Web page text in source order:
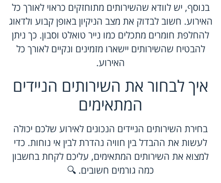
בנוסף, יש לוודא שהשירותים מתוחזקים כראוי לאורך כל
האירוע. חשוב לבדוק את מצב הניקיון באופן קבוע ולדאוג
להחלפת חומרים מתכלים כמו נייר טואלט וסבון. כך ניתן
להבטיח שהשירותים יישארו מזמינים ונקיים לאורך כל
האירוע.
איך לבחור את השירותים הניידים
המתאימים
בחירת השירותים הניידים הנכונים לאירוע שלכם יכולה
לעשות את ההבדל בין חוויה נהדרת לבין אי נוחות. כדי
למצוא את השירותים המתאימים, עליכם לקחת בחשבון
כמה גורמים חשובים. 🔍